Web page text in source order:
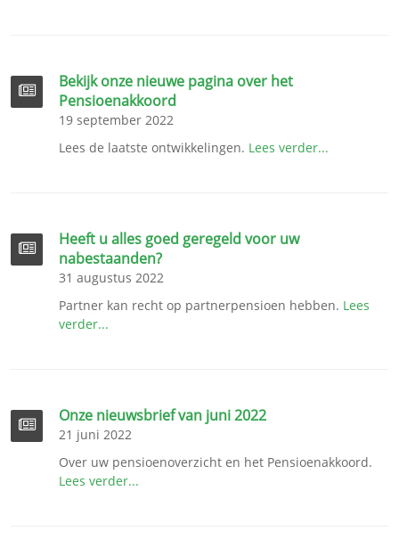
Bekijk onze nieuwe pagina over het
Pensioenakkoord
19 september 2022
Lees de laatste ontwikkelingen. Lees verder...
Heeft u alles goed geregeld voor uw
nabestaanden?
31 augustus 2022
Partner kan recht op partnerpensioen hebben. Lees
verder...
Onze nieuwsbrief van juni 2022
21 juni 2022
Over uw pensioenoverzicht en het Pensioenakkoord.
Lees verder...